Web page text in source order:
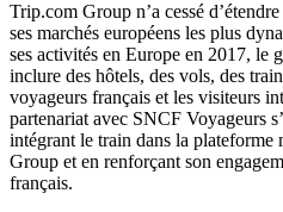
Trip.com Group n’a cessé
ses marchés européens les plus
ses activités en Europe en 2017, le
inclure des hôtels, des vols, des
voyageurs français et les visiteurs
partenariat avec SNCF Voyageurs
intégrant le train dans la
Group et en renforçant son
français.